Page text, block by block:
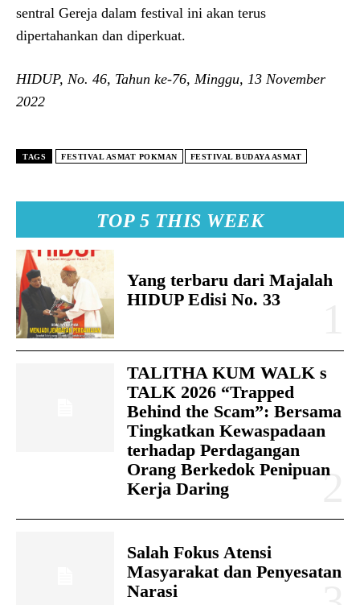
TOP 5 THIS WEEK
Yang terbaru dari Majalah
HIDUP Edisi No. 33
TALITHA KUM WALK s
TALK 2026 “Trapped
Behind the Scam”: Bersama
Tingkatkan Kewaspadaan
terhadap Perdagangan
Orang Berkedok Penipuan
Kerja Daring
Salah Fokus Atensi
Masyarakat dan Penyesatan
Narasi
sentral Gereja dalam festival ini akan terus
dipertahankan dan diperkuat.
HIDUP, No. 46, Tahun ke-76, Minggu, 13 November
2022
TAGS FESTIVAL ASMAT POKMAN FESTIVAL BUDAYA ASMAT